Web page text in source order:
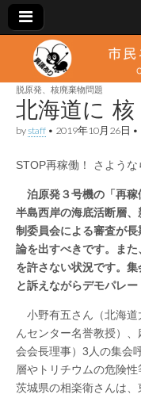
市
民
ネ
ッ
ト
ワ
ー
ク
北
Citizen's
Network
of
Hokkaido
脱原発、核廃棄物問題
北海道に 核
bystaff • 2019年10月26日 •
STOP再稼働！ さよう
泊原発３号機の「再
半島西岸の海底活断層
制委員会による審査が
論を出すべきです。ま
を許さない状況です。集
と訴えながらデモパレー
小野有五さん（北海
んセンター名誉教授）
会会長理事）3人の集会
層やトリチウムの危険
茨城県の相楽衛さんは